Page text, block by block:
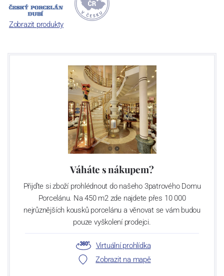
jsou garantovány Asociací sklářského a keramického průmyslu
České republiky jako „
Český výrobek
Zobrazit produkty
Váháte s nákupem?
Přijďte si zboží prohlédnout do našeho 3patrového Domu
Porcelánu. Na 450 m2 zde najdete přes 10 000
nejrůznějších kousků porcelánu a věnovat se vám budou
pouze vyškolení prodejci.
Virtuální prohlídka
Zobrazit na mapě